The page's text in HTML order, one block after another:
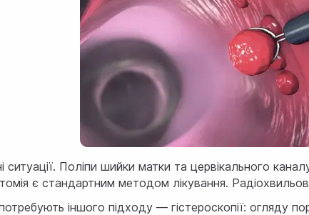
Поліпи шийки матки та цервікального
є стандартним методом лікування.
іншого підходу — гістероскопії: